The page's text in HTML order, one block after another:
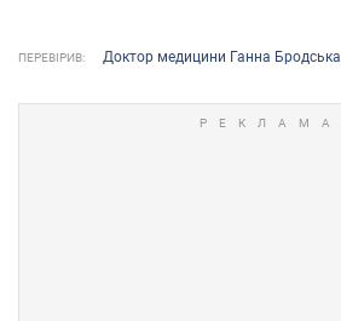
ПЕРЕВІРИВ: Доктор медицини Ганна Бродська